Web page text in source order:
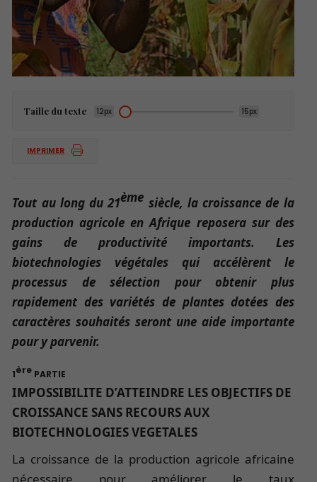
Taille du texte 12px 15px
IMPRIMER
Tout au long du 21ème siècle, la croissance de la
production agricole en Afrique reposera sur des
gains de productivité importants. Les
biotechnologies végétales qui accélèrent le
processus de sélection pour obtenir plus
rapidement des variétés de plantes dotées des
caractères souhaités seront une aide importante
pour y parvenir.
1ère PARTIE
IMPOSSIBILITE D’ATTEINDRE LES OBJECTIFS DE
CROISSANCE SANS RECOURS AUX
BIOTECHNOLOGIES VEGETALES
La croissance de la production agricole africaine